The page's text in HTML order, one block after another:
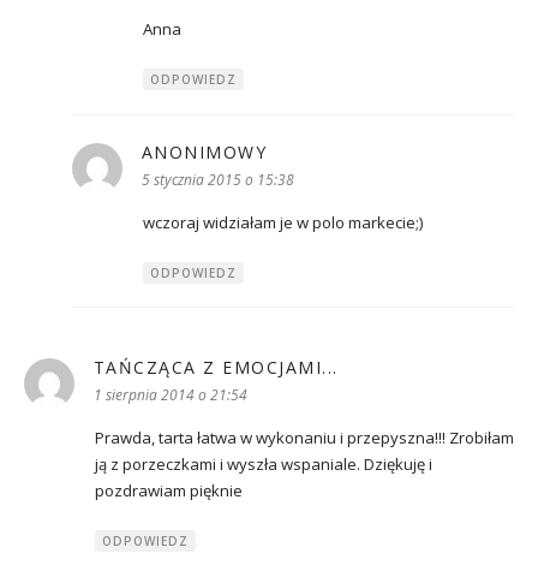
Anna
ODPOWIEDZ
ANONIMOWY
5 stycznia 2015 o 15:38
wczoraj widziałam je w polo markecie;)
ODPOWIEDZ
TAŃCZĄCA Z EMOCJAMI...
1 sierpnia 2014 o 21:54
Prawda, tarta łatwa w wykonaniu i przepyszna!!! Zrobiłam
ją z porzeczkami i wyszła wspaniale. Dziękuję i
pozdrawiam pięknie
ODPOWIEDZ